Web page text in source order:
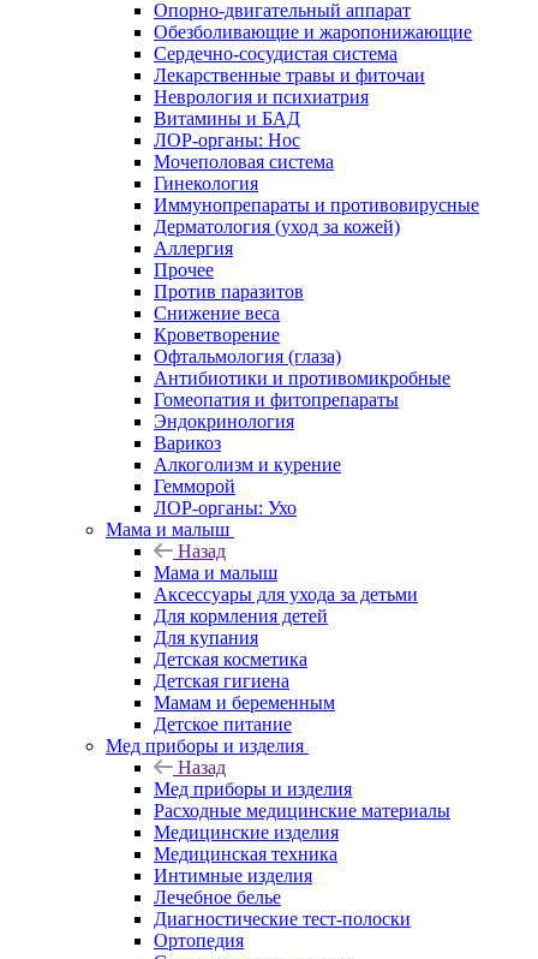
Опорно-двигательный аппарат
Обезболивающие и жаропонижающие
Сердечно-сосудистая система
Лекарственные травы и фиточаи
Неврология и психиатрия
Витамины и БАД
ЛОР-органы: Нос
Мочеполовая система
Гинекология
Иммунопрепараты и противовирусные
Дерматология (уход за кожей)
Аллергия
Прочее
Против паразитов
Снижение веса
Кроветворение
Офтальмология (глаза)
Антибиотики и противомикробные
Гомеопатия и фитопрепараты
Эндокринология
Варикоз
Алкоголизм и курение
Гемморой
ЛОР-органы: Ухо
Мама и малыш
Назад
Мама и малыш
Аксессуары для ухода за детьми
Для кормления детей
Для купания
Детская косметика
Детская гигиена
Мамам и беременным
Детское питание
Мед приборы и изделия
Назад
Мед приборы и изделия
Расходные медицинские материалы
Медицинские изделия
Медицинская техника
Интимные изделия
Лечебное белье
Диагностические тест-полоски
Ортопедия